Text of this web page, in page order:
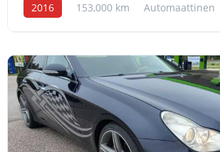
2016 153,000 km Automaattinen